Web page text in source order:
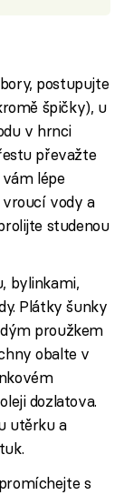
postupujte
špičky), u
v hrnci
převažte
lépe
vody a
studenou
bylinkami,
Plátky šunky
proužkem
obalte v
dozlatova.
utěrku a
s